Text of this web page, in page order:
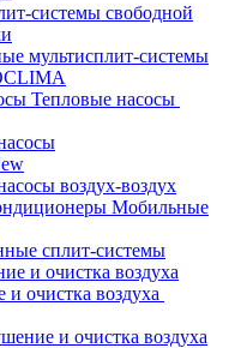
системы свободной
мультисплит-системы
Тепловые насосы
воздух-воздух
Мобильные
сплит-системы
очистка воздуха
и очистка воздуха